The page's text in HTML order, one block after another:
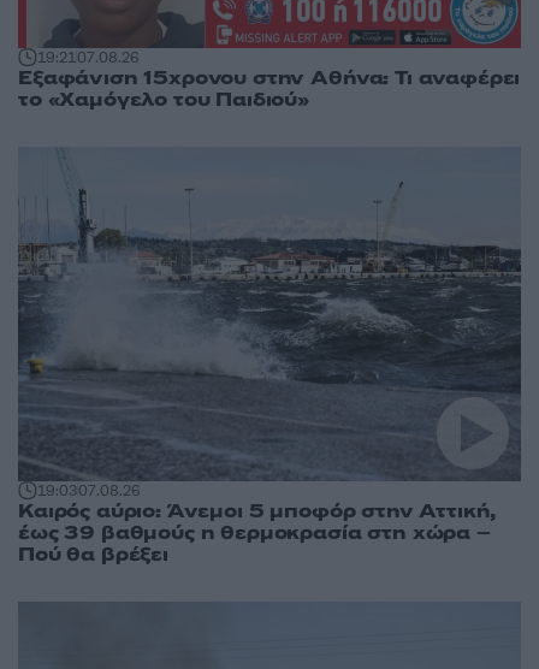
19:2107.08.26
Εξαφάνιση 15χρονου στην Αθήνα: Τι αναφέρει
το «Χαμόγελο του Παιδιού»
19:0307.08.26
Καιρός αύριο: Άνεμοι 5 μποφόρ στην Αττική,
έως 39 βαθμούς η θερμοκρασία στη χώρα –
Πού θα βρέξει